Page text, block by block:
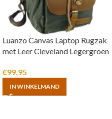
Luanzo Canvas Laptop Rugzak
met Leer Cleveland Legergroen
€99,95
IN WINKELMAND